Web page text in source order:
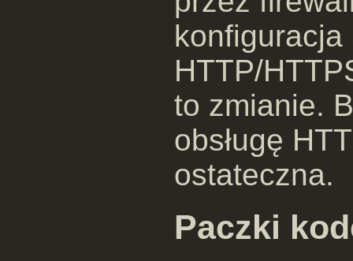
HTTP/
to zmianie.
obsługę
ostateczna.
Paczki